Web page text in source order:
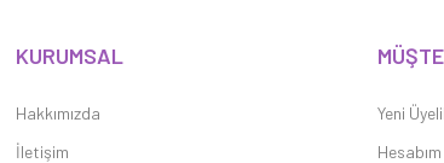
KURUMSAL
Hakkımızda
İletişim
Yeni
Hesabım